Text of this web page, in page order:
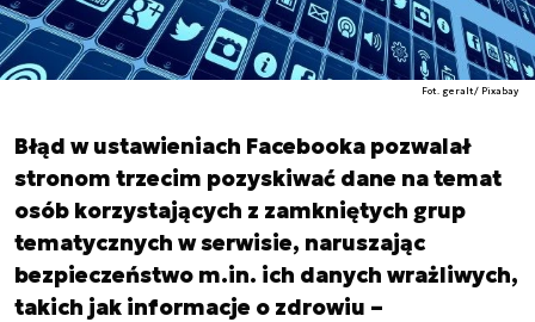
Fot. geralt/ Pixabay
Błąd w ustawieniach Facebooka pozwalał
stronom trzecim pozyskiwać dane na temat
osób korzystających z zamkniętych grup
tematycznych w serwisie, naruszając
bezpieczeństwo m.in. ich danych wrażliwych,
takich jak informacje o zdrowiu –